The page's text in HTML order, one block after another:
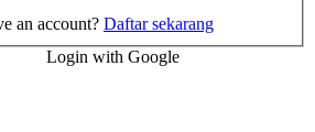
an account? Daftar sekarang
Login with Google